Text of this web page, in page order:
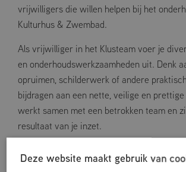
vrijwilligers die willen helpen bij het
Kulturhus & Zwembad.
Als vrijwilliger in het Klusteam voer je
en onderhoudswerkzaamheden uit. Denk
opruimen, schilderwerk of andere
bijdragen aan een nette, veilige en
werkt samen met een betrokken team en
resultaat van je inzet.
instelling en plezier in aanpakken vinden
Deze website maakt gebruik van